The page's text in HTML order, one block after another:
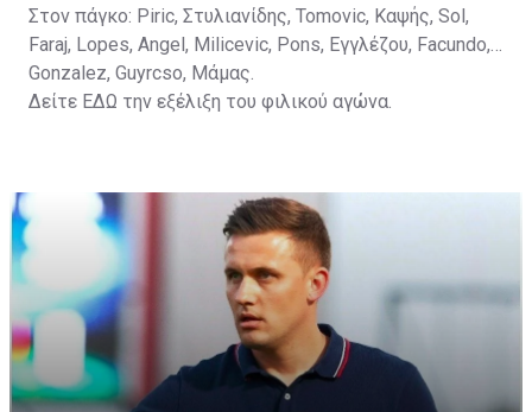
Στον πάγκο: Piric, Στυλιανίδης, Tomovic, Καψής, Sol,
Faraj, Lopes, Angel, Milicevic, Pons, Εγγλέζου, Facundo,
Gonzalez, Guyrcso, Μάμας.
Δείτε ΕΔΩ την εξέλιξη του φιλικού αγώνα.